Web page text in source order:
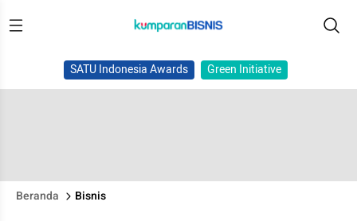
SATU Indonesia Awards Green Initiative
Beranda Bisnis